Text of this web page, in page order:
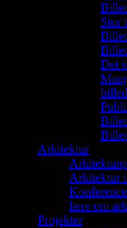
Stor
Det
Arkitektur
Arkitektur i
lære om
Projekter